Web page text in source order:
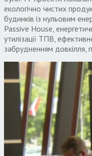
екологічно чистих
будинків із нульовим
Passive House,
утилізації ТПВ,
забрудненням довкілля,